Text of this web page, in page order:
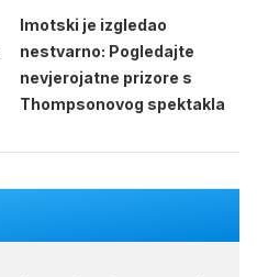
Imotski je izgledao
nestvarno: Pogledajte
nevjerojatne prizore s
Thompsonovog spektakla